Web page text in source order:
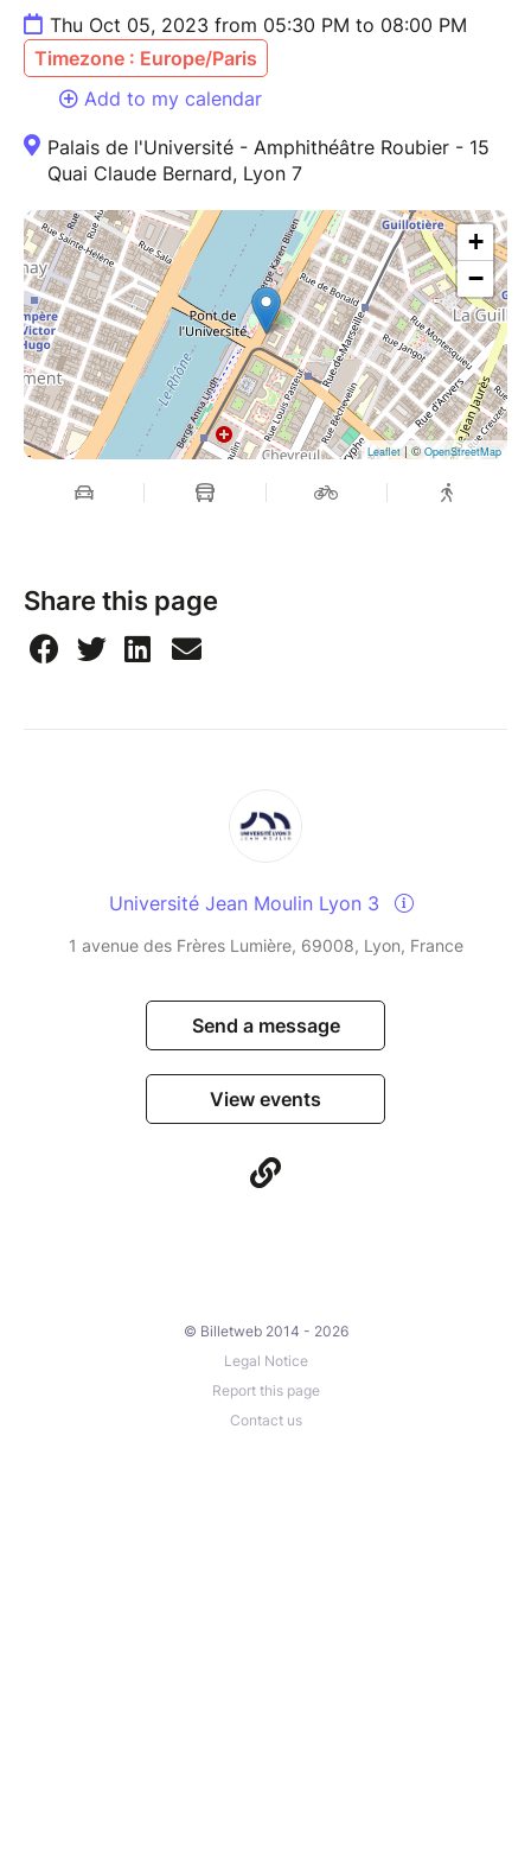
Thu Oct 05, 2023 from 05:30 PM to 08:00 PM
Timezone : Europe/Paris
Add to my calendar
Palais de l'Université - Amphithéâtre Roubier - 15
Quai Claude Bernard, Lyon 7
+
−
Leaflet| ©OpenStreetMap
Share this page
Université Jean Moulin Lyon 3
1 avenue des Frères Lumière, 69008, Lyon, France
Send a message
View events
© Billetweb 2014 - 2026
Legal Notice
Report this page
Contact us